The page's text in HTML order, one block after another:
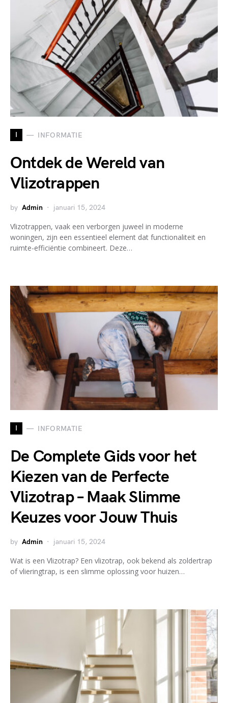
I INFORMATIE
Ontdek de Wereld van
Vlizotrappen
by Admin januari 15, 2024
Vlizotrappen, vaak een verborgen juweel in moderne
woningen, zijn een essentieel element dat functionaliteit en
ruimte-efficiëntie combineert. Deze…
I INFORMATIE
De Complete Gids voor het
Kiezen van de Perfecte
Vlizotrap – Maak Slimme
Keuzes voor Jouw Thuis
by Admin januari 15, 2024
Wat is een Vlizotrap? Een vlizotrap, ook bekend als zoldertrap
of vlieringtrap, is een slimme oplossing voor huizen…